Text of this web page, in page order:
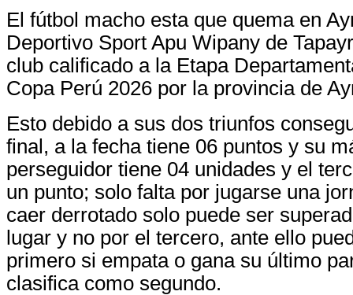
El fútbol macho esta que quema en
Deportivo Sport Apu Wipany de
club calificado a la Etapa
Copa Perú 2026 por la provincia de
Esto debido a sus dos triunfos
final, a la fecha tiene 06 puntos y su
perseguidor tiene 04 unidades y el
un punto; solo falta por jugarse una
caer derrotado solo puede ser
lugar y no por el tercero, ante ello
primero si empata o gana su último
clasifica como segundo.